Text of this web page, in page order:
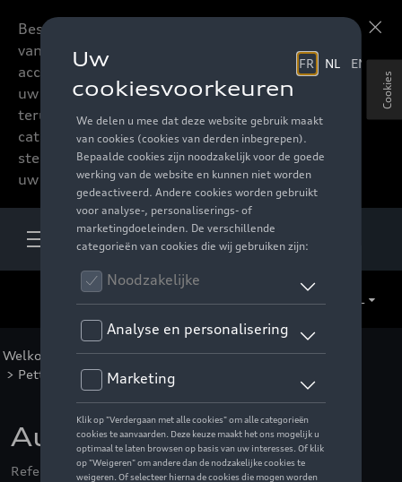
Beste accessoires-lovers,
vanaf nu kan u het hele
accessoire assortiment van
uw favoriete merk
terugvinden in de online
catalogus. Deze kunnen
steeds besteld worden via
uw verdeler.
Welkom Voor u >Casual Collectie >Accessoires
> Petten/mutsen > Detail
Audi pet e-tron, zwart
Referentie: ZZQ3132103400
Cookies